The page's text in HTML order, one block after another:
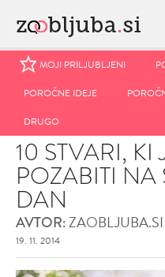
MOJI PRILJUBLJENI
POROČNE IDEJE
DRUGO
MOJI PRILJUBLJENI
POROČNE IDEJE
DRUGO
dan
10 STVARI, KI
POZABITI
DAN
AVTOR:ZAOBLJUBA.SI
19. 11. 2014